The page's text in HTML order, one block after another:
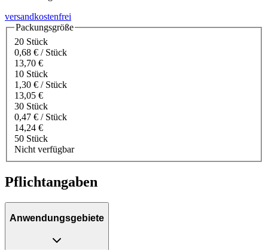
versandkostenfrei
Packungsgröße
20 Stück
0,68 € / Stück
13,70 €
10 Stück
1,30 € / Stück
13,05 €
30 Stück
0,47 € / Stück
14,24 €
50 Stück
Nicht verfügbar
Pflichtangaben
Anwendungsgebiete